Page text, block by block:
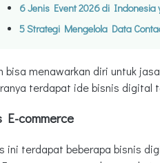
6 Jenis Event 2026 di
5 Strategi Mengelola Data
bisa menawarkan diri untuk
terdapat ide bisnis digital
E-commerce
ini terdapat beberapa bisnis